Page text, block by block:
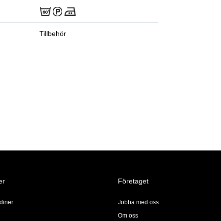
Tillbehör
Företaget
Jobba med oss
Om oss